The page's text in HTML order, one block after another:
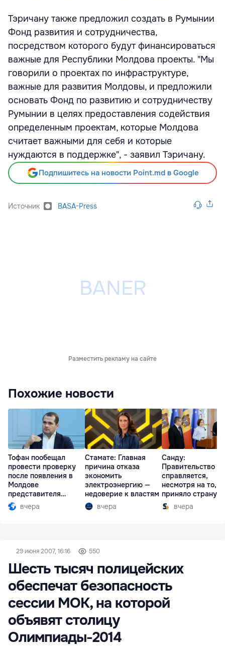
Тэричану также предложил создать в Румынии
Фонд развития и сотрудничества,
посредством которого будут финансироваться
важные для Республики Молдова проекты. "Мы
говорили о проектах по инфраструктуре,
важные для развития Молдовы, и предложили
основать Фонд по развитию и сотрудничеству
Румынии в целях предоставления содействия
определенным проектам, которые Молдова
считает важными для себя и которые
нуждаются в поддержке", - заявил Тэричану.
Подпишитесь на новости Point.md в Google
Источник BASA-Press
Разместить рекламу на сайте
Похожие новости
Тофан пообещал
провести проверку
после появления в
Молдове
представителя
Южной Осетии
вчера
Стамате: Главная
причина отказа
экономить
электроэнергию —
недоверие к властям
вчера
Санду:
Правительство
справляется,
несмотря на то,
приняло страну в
разгар кризиса
вчера
29 июня 2007, 16:16 550
Шесть тысяч полицейских
обеспечат безопасность
сессии МОК, на которой
объявят столицу
Олимпиады-2014